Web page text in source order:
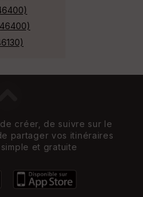
créer, de suivre sur le
partager vos itinéraires
et gratuite